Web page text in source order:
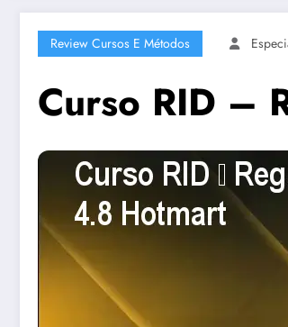
Review Cursos E Métodos
Curso RID –